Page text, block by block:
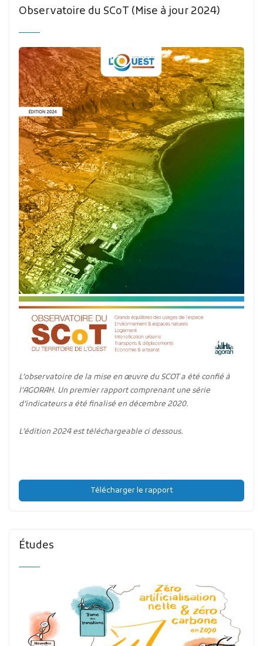
Observatoire du SCoT (Mise à jour 2024)
L’observatoire de la mise en œuvre du SCOT a été confié à
l’AGORAH. Un premier rapport comprenant une série
d’indicateurs a été finalisé en décembre 2020.
L’édition 2024 est téléchargeable ci dessous.
Télécharger le rapport
Études